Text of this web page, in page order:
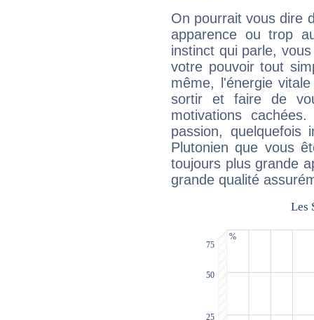
On pourrait vous dire
apparence ou trop
instinct qui parle,
votre pouvoir tout
même, l'énergie
sortir et faire de
motivations
passion, quelquefois
Plutonien que vous
toujours plus grande
grande qualité